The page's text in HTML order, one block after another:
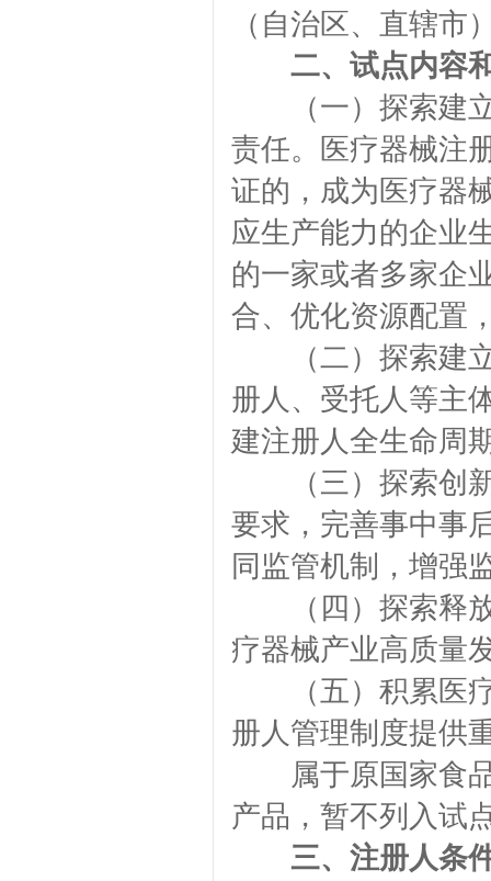
（自治区、直辖市
二、试点内容
（一）探索建立
责任。医疗器械注
证的，成为医疗器
应生产能力的企业
的一家或者多家企
合、优化资源配置
（二）探索建立
册人、受托人等主
建注册人全生命周
（三）探索创新
要求，完善事中事
同监管机制，增强
（四）探索释放
疗器械产业高质量
（五）积累医疗
册人管理制度提供
属于原国家食品
产品，暂不列入试
三、注册人条